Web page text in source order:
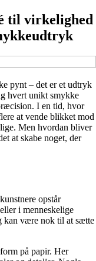
til virkelighed
pynt – det er et udtryk
hvert unikt smykke
I en tid, hvor
at vende blikket mod
Men hvordan bliver
at skabe noget, der
opstår
i menneskelige
kan være nok til at sætte
på papir. Her